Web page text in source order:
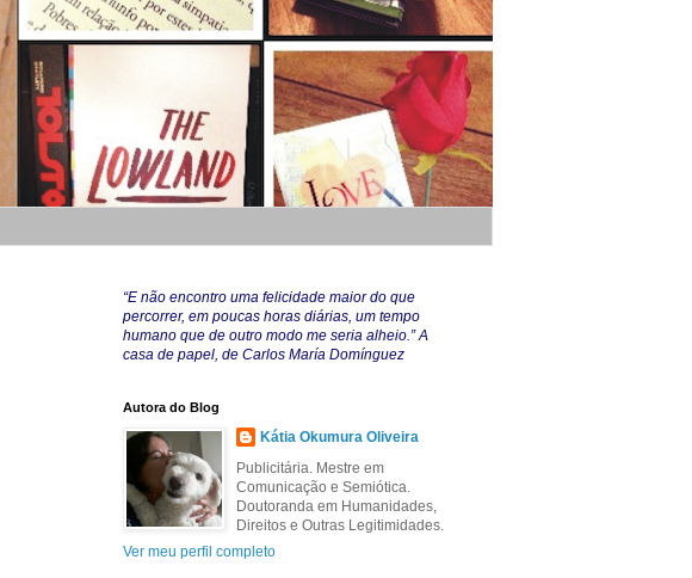
“E não encontro uma felicidade maior do que
percorrer, em poucas horas diárias, um tempo
humano que de outro modo me seria alheio.” A
casa de papel, de Carlos María Domínguez
Autora do Blog
Kátia Okumura Oliveira
Publicitária. Mestre em
Comunicação e Semiótica.
Doutoranda em Humanidades,
Direitos e Outras Legitimidades.
Ver meu perfil completo